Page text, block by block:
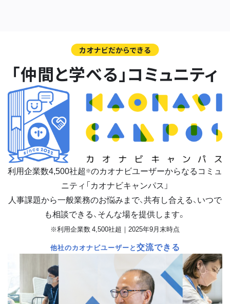
カオナビだからできる
「仲間と学べる」コミュニティ
利用企業数4,500社超 ※のカオナビユーザーからなるコミュ
ニティ「カオナビキャンパス」
人事課題から一般業務のお悩みまで、共有し合える、いつで
も相談できる、そんな場を提供します。
※利用企業数 4,500社超｜2025年9月末時点
他社のカオナビユーザーと交流できる